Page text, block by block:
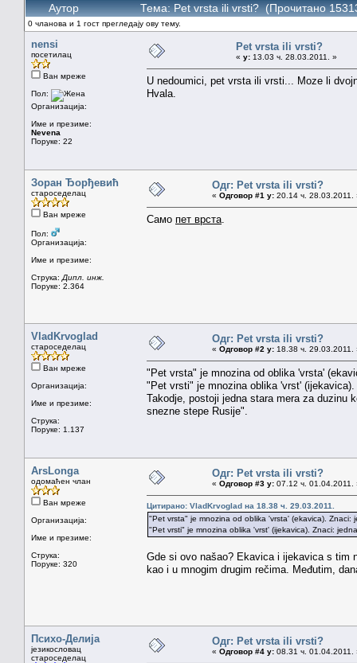
Аутор Тема: Pet vrsta ili vrsti? (Прочитано
0 чланова и 1 гост прегледају ову тему.
nensi
посетилац
Ван мреже
Пол:
Организација:
Име и презиме:
Nevena
Поруке: 22
Pet vrsta ili vrsti?
« у: 13.03 ч. 28.03.2011. »
U nedoumici, pet vrsta ili vrsti... Moze li
Hvala.
Зоран Ђорђевић
староседелац
Ван мреже
Пол:
Организација:
Име и презиме:
Струка: Дипл. инж.
Поруке: 2.364
Одг: Pet vrsta ili vrsti?
« Одговор #1 у: 20.14 ч. 28.03.2011.
Само пет врста
VladKrvoglad
староседелац
Ван мреже
Организација:
Име и презиме:
Струка:
Поруке: 1.137
Одг: Pet vrsta ili vrsti?
« Одговор #2 у: 18.38 ч. 29.03.2011.
"Pet vrsta" je mnozina od oblika 'vrsta'
"Pet vrsti" je mnozina oblika 'vrst'
Takodje, postoji jedna stara mera za duzinu
snezne stepe Rusije".
ArsLonga
одомаћен члан
Ван мреже
Организација:
Име и презиме:
Струка:
Поруке: 320
Одг: Pet vrsta ili vrsti?
« Одговор #3 у: 07.12 ч. 01.04.2011.
Цитирано: VladKrvoglad на 18.38 ч. 29.03.2011.
"Pet vrsta" je mnozina od oblika 'vrsta' (ekavica). Znaci:
"Pet vrsti" je mnozina oblika 'vrst' (ijekavica). Znaci:
Gde si ovo našao? Ekavica i ijekavica s tim
kao i u mnogim drugim rečima. Međutim,
Психо-Делија
језикословац
староседелац
Одг: Pet vrsta ili vrsti?
« Одговор #4 у: 08.31 ч. 01.04.2011.